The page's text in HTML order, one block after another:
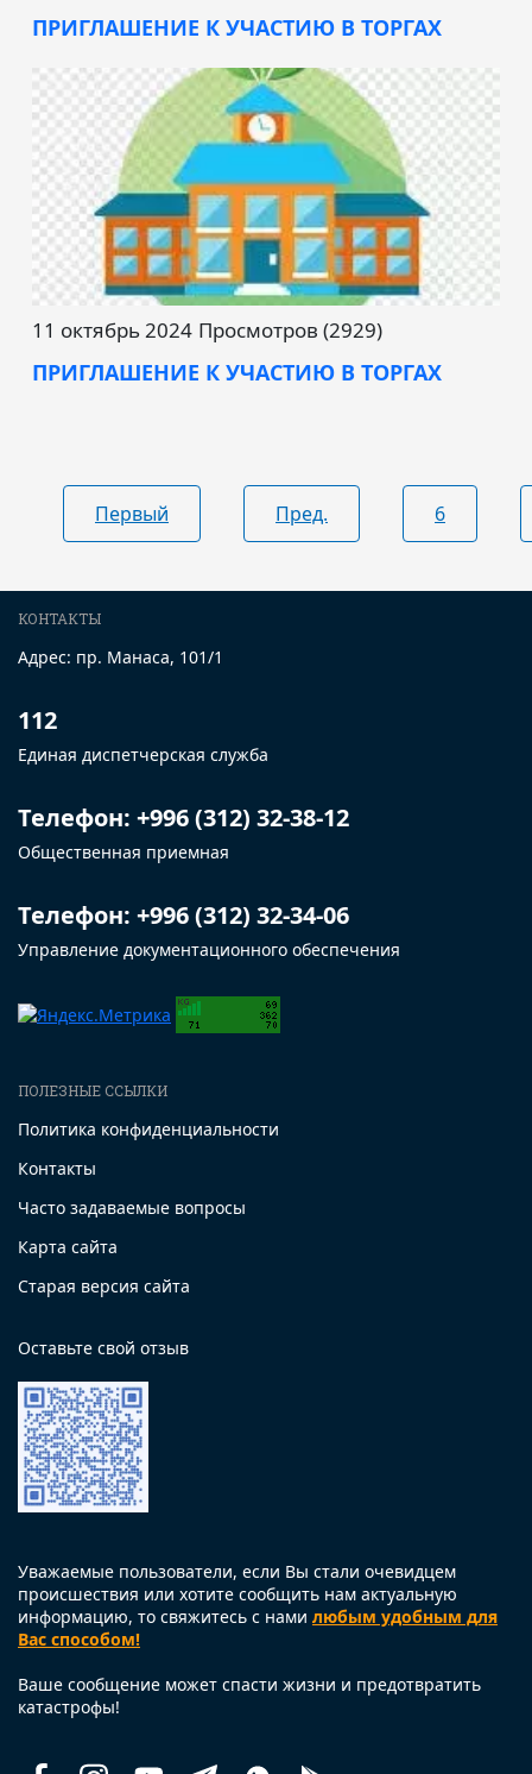
ПРИГЛАШЕНИЕ К УЧАСТИЮ В ТОРГАХ
11 октябрь 2024 Просмотров (2929)
ПРИГЛАШЕНИЕ К УЧАСТИЮ В ТОРГАХ
Первый Пред. 6
КОНТАКТЫ
Адрес: пр. Манаса, 101/1
112
Единая диспетчерская служба
Телефон: +996 (312) 32-38-12
Общественная приемная
Телефон: +996 (312) 32-34-06
Управление документационного обеспечения
ПОЛЕЗНЫЕ ССЫЛКИ
Политика конфиденциальности
Контакты
Часто задаваемые вопросы
Карта сайта
Старая версия сайта
Оставьте свой отзыв
Уважаемые пользователи, если Вы стали очевидцем
происшествия или хотите сообщить нам актуальную
информацию, то свяжитесь с нами любым удобным для
Вас способом!
Ваше сообщение может спасти жизни и предотвратить
катастрофы!
FacebookInstagramYoutube TelegramWhatsappПомощь